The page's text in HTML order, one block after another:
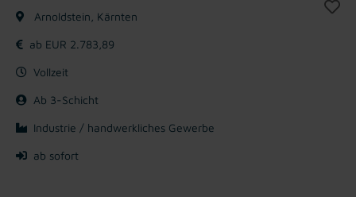
Arnoldstein, Kärnten
ab EUR 2.783,89
Vollzeit
Ab 3-Schicht
Industrie / handwerkliches Gewerbe
ab sofort